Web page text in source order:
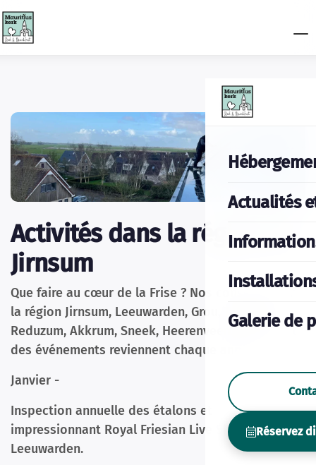
Actualités
Galerie de
Réservez
Activités dans la région de
Jirnsum
Que faire au cœur de la Frise ? Nos conseils pour
la région Jirnsum, Leeuwarden, Grou, Terherne,
Reduzum, Akkrum, Sneek, Heerenveen. La plupart
des événements reviennent chaque année.
Janvier -
Inspection annuelle des étalons et
impressionnant Royal Friesian Live Show à
Leeuwarden.